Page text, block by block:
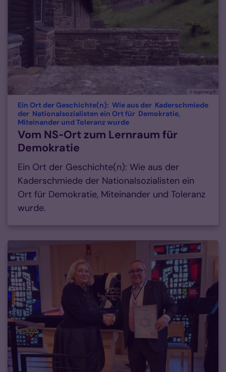
© Vogelsang IP
Ein Ort der Geschichte(n): Wie aus der Kaderschmiede
der Nationalsozialisten ein Ort für Demokratie,
Miteinander und Toleranz wurde:
Vom NS‑Ort zum Lernraum für
Demokratie
Ein Ort der Geschichte(n): Wie aus der
Kaderschmiede der Nationalsozialisten ein
Ort für Demokratie, Miteinander und Toleranz
wurde.